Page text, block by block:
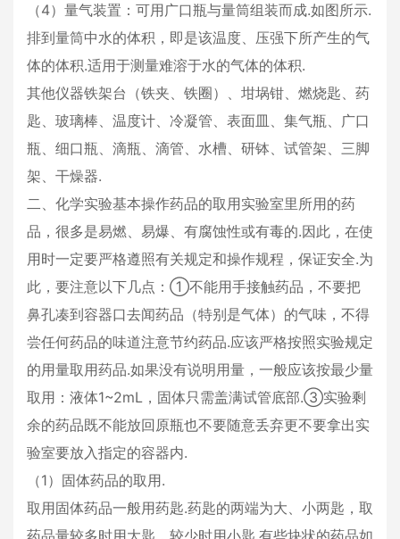
（4）量气装置：可用广口瓶与量筒组装而成.如图所示.
排到量筒中水的体积，即是该温度、压强下所产生的气
体的体积.适用于测量难溶于水的气体的体积.
其他仪器铁架台（铁夹、铁圈）、坩埚钳、燃烧匙、药
匙、玻璃棒、温度计、冷凝管、表面皿、集气瓶、广口
瓶、细口瓶、滴瓶、滴管、水槽、研钵、试管架、三脚
架、干燥器.
二、化学实验基本操作药品的取用实验室里所用的药
品，很多是易燃、易爆、有腐蚀性或有毒的.因此，在使
用时一定要严格遵照有关规定和操作规程，保证安全.为
此，要注意以下几点：①不能用手接触药品，不要把
鼻孔凑到容器口去闻药品（特别是气体）的气味，不得
尝任何药品的味道注意节约药品.应该严格按照实验规定
的用量取用药品.如果没有说明用量，一般应该按最少量
取用：液体1~2mL，固体只需盖满试管底部.③实验剩
余的药品既不能放回原瓶也不要随意丢弃更不要拿出实
验室要放入指定的容器内.
（1）固体药品的取用.
取用固体药品一般用药匙.药匙的两端为大、小两匙，取
药品量较多时用大匙，较少时用小匙.有些块状的药品如